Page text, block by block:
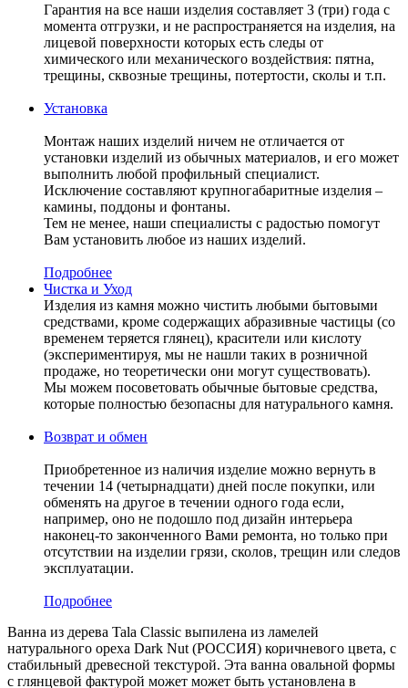
Гарантия на все наши изделия составляет 3 (три) года с
момента отгрузки, и не распространяется на изделия, на
лицевой поверхности которых есть следы от
химического или механического воздействия: пятна,
трещины, сквозные трещины, потертости, сколы и т.п.
Установка
Монтаж наших изделий ничем не отличается от
установки изделий из обычных материалов, и его может
выполнить любой профильный специалист.
Исключение составляют крупногабаритные изделия –
камины, поддоны и фонтаны.
Тем не менее, наши специалисты с радостью помогут
Вам установить любое из наших изделий.
Подробнее
Чистка и Уход
Изделия из камня можно чистить любыми бытовыми
средствами, кроме содержащих абразивные частицы (со
временем теряется глянец), красители или кислоту
(экспериментируя, мы не нашли таких в розничной
продаже, но теоретически они могут существовать).
Мы можем посоветовать обычные бытовые средства,
которые полностью безопасны для натурального камня.
Возврат и обмен
Приобретенное из наличия изделие можно вернуть в
течении 14 (четырнадцати) дней после покупки, или
обменять на другое в течении одного года если,
например, оно не подошло под дизайн интерьера
наконец-то законченного Вами ремонта, но только при
отсутствии на изделии грязи, сколов, трещин или следов
эксплуатации.
Подробнее
Ванна из дерева Tala Classic выпилена из ламелей
натурального ореха Dark Nut (РОССИЯ) коричневого цвета, c
стабильный древесной текстурой. Эта ванна овальной формы
с глянцевой фактурой может может быть установлена в